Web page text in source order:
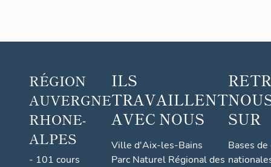
RÉGION
AUVERGNE
RHONE-
ALPES
- 101 cours
ILS
TRAVAILLENT
AVEC NOUS
Ville d'Aix-les-Bains
Parc Naturel Régional des
SUR
Bases